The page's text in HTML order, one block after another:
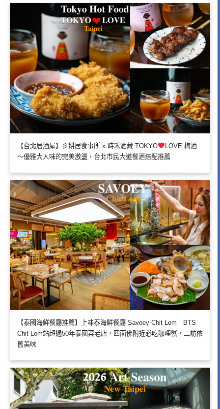
【台北居酒屋】彡耕居食事所 x 時禾酒藏 TOKYO
LOVE 梅酒
～優雅大人味的完美激盪，台北市民大道餐酒搭配推薦
【泰國海鮮餐廳推薦】上味泰海鮮餐廳 Savoey Chit Lom｜BTS
Chit Lom站超過50年泰國菜老店，四面佛附近必吃咖哩蟹，二訪依
舊美味